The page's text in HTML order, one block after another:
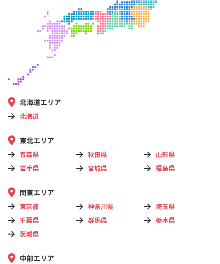
北海道エリア
北海道
東北エリア
青森県 秋田県
山形県
岩手県
宮城県 福島県
関東エリア
東京都 神奈川県
埼玉県
千葉県
群馬県
栃木県
茨城県
中部エリア